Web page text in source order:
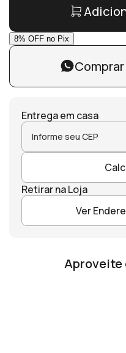
Entrega em casa
Retirar na Loja
Ver
Aproveite